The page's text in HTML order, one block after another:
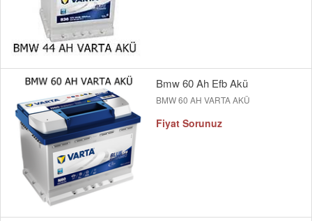
Bmw 60 Ah Efb Akü
BMW 60 AH VARTA AKÜ
Fiyat Sorunuz